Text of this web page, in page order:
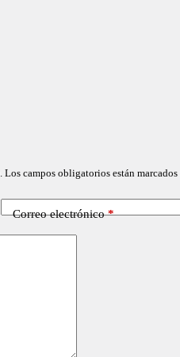
Los campos obligatorios están marcados
Correo electrónico*